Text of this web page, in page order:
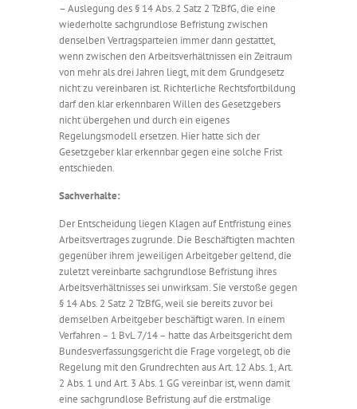
– Auslegung des § 14 Abs. 2 Satz 2 TzBfG, die eine
wiederholte sachgrundlose Befristung zwischen
denselben Vertragsparteien immer dann gestattet,
wenn zwischen den Arbeitsverhältnissen ein Zeitraum
von mehr als drei Jahren liegt, mit dem Grundgesetz
nicht zu vereinbaren ist. Richterliche Rechtsfortbildung
darf den klar erkennbaren Willen des Gesetzgebers
nicht übergehen und durch ein eigenes
Regelungsmodell ersetzen. Hier hatte sich der
Gesetzgeber klar erkennbar gegen eine solche Frist
entschieden.
Sachverhalte:
Der Entscheidung liegen Klagen auf Entfristung eines
Arbeitsvertrages zugrunde. Die Beschäftigten machten
gegenüber ihrem jeweiligen Arbeitgeber geltend, die
zuletzt vereinbarte sachgrundlose Befristung ihres
Arbeitsverhältnisses sei unwirksam. Sie verstoße gegen
§ 14 Abs. 2 Satz 2 TzBfG, weil sie bereits zuvor bei
demselben Arbeitgeber beschäftigt waren. In einem
Verfahren – 1 BvL 7/14 – hatte das Arbeitsgericht dem
Bundesverfassungsgericht die Frage vorgelegt, ob die
Regelung mit den Grundrechten aus Art. 12 Abs. 1, Art.
2 Abs. 1 und Art. 3 Abs. 1 GG vereinbar ist, wenn damit
eine sachgrundlose Befristung auf die erstmalige